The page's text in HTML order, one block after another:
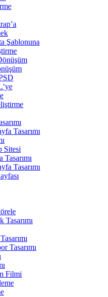
Şablonuna
Tasarımı
Sitesi
Tasarımı
Tasarımı
Filmi